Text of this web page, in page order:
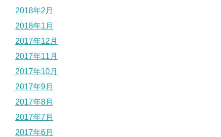
2018年2月
2018年1月
2017年12月
2017年11月
2017年10月
2017年9月
2017年8月
2017年7月
2017年6月